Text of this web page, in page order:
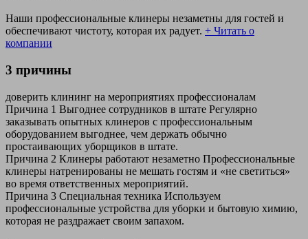
Наши профессиональные клинеры незаметны для гостей и
обеспечивают чистоту, которая их радует. + Читать о
компании
3 причины
доверить клининг на мероприятиях профессионалам
Причина 1 Выгоднее сотрудников в штате Регулярно
заказывать опытных клинеров с профессиональным
оборудованием выгоднее, чем держать обычно
простаивающих уборщиков в штате.
Причина 2 Клинеры работают незаметно Профессиональные
клинеры натренированы не мешать гостям и «не светиться»
во время ответственных мероприятий.
Причина 3 Специальная техника Используем
профессиональные устройства для уборки и бытовую химию,
которая не раздражает своим запахом.